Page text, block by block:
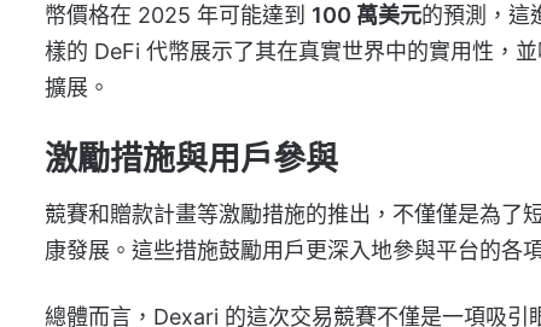
幣價格在 2025 年可能達到 100 萬美元的預測，這
樣的 DeFi 代幣展示了其在真實世界中的實用性，
擴展。
激勵措施與用戶參與
競賽和贈款計畫等激勵措施的推出，不僅僅是為了
康發展。這些措施鼓勵用戶更深入地參與平台的各
總體而言，Dexari 的這次交易競賽不僅是一項吸